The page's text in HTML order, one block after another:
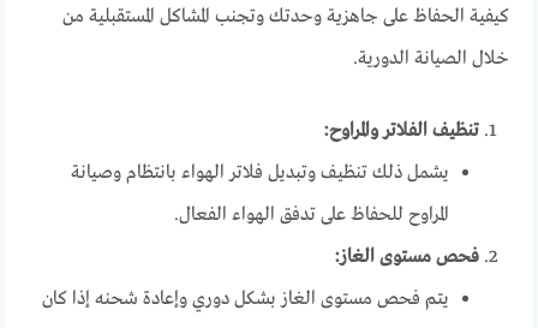
كيفية الحفاظ على جاهزية وحدتك وتجنب المشاكل المستقبلية من
خلال الصيانة الدورية.
تنظيف الفلاتر والمراوح:
يشمل ذلك تنظيف وتبديل فلاتر الهواء بانتظام وصيانة
المراوح للحفاظ على تدفق الهواء الفعال.
فحص مستوى الغاز:
يتم فحص مستوى الغاز بشكل دوري وإعادة شحنه إذا كان